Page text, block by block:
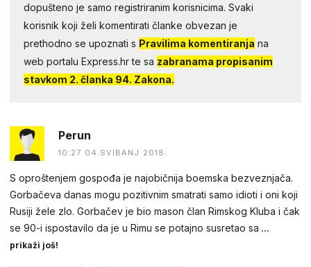
dopušteno je samo registriranim korisnicima. Svaki
korisnik koji želi komentirati članke obvezan je
prethodno se upoznati s Pravilima komentiranja na
web portalu Express.hr te sa zabranama propisanim
stavkom 2. članka 94. Zakona.
Perun
10:27 04.SVIBANJ 2018.
S oproštenjem gospođa je najobičnija boemska bezveznjača.
Gorbačeva danas mogu pozitivnim smatrati samo idioti i oni koji
Rusiji žele zlo. Gorbačev je bio mason član Rimskog Kluba i čak
se 90-i ispostavilo da je u Rimu se potajno susretao sa ...
prikaži još!